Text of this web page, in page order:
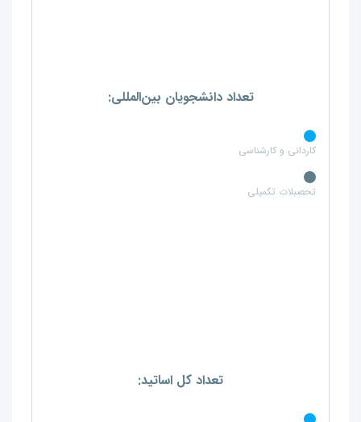
تعداد دانشجویان بین‌المللی:
کاردانی و کارشناسی
تحصبلات تکمیلی
تعداد کل اساتید: